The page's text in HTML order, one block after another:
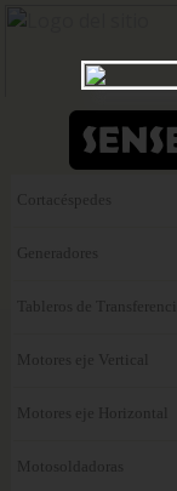
Cortacéspedes
Generadores
Tableros de Transferencia
Motores eje Vertical
Motores eje Horizontal
Motosoldadoras